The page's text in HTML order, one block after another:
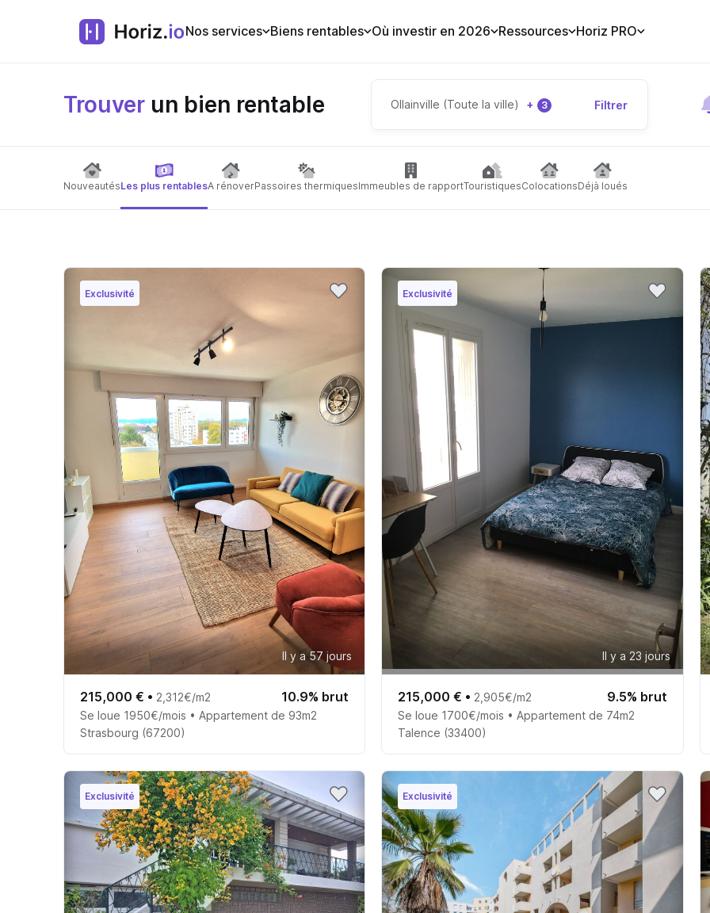
Nos services Biens rentables Où investir en 2026 Ressources Horiz PRO
Trouver un bien rentable Ollainville (Toute la ville) + 3 Filtrer
NouveautésLes plus rentablesA rénoverPassoires thermiquesImmeubles de rapportTouristiquesColocationsDéjà loués
Exclusivité
Il y a 57 jours
215,000 € • 2,312€/m2 10.9% brut
Se loue 1950€/mois • Appartement de 93m2
Strasbourg (67200)
Exclusivité
Il y a 23 jours
215,000 € • 2,905€/m2 9.5% brut
Se loue 1700€/mois • Appartement de 74m2
Talence (33400)
Exclusivité Exclusivité